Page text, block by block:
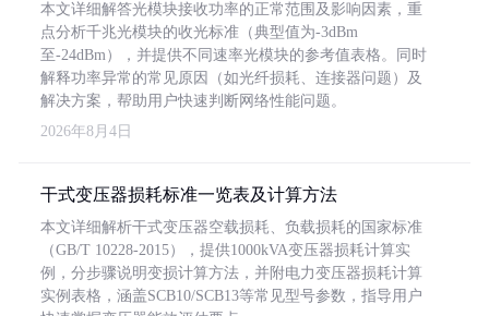
本文详细解答光模块接收功率的正常范围及影响因素，重
点分析千兆光模块的收光标准（典型值为-3dBm
至-24dBm），并提供不同速率光模块的参考值表格。同时
解释功率异常的常见原因（如光纤损耗、连接器问题）及
解决方案，帮助用户快速判断网络性能问题。
2026年8月4日
干式变压器损耗标准一览表及计算方法
本文详细解析干式变压器空载损耗、负载损耗的国家标准
（GB/T 10228-2015），提供1000kVA变压器损耗计算实
例，分步骤说明变损计算方法，并附电力变压器损耗计算
实例表格，涵盖SCB10/SCB13等常见型号参数，指导用户